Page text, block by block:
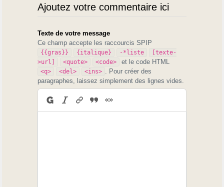
Ajoutez votre commentaire ici
Texte de votre message
Ce champ accepte les raccourcis SPIP
{{gras}} {italique} -*liste
[texte-
>url]
<quote> <code> et le code HTML
<q> <del> <ins>
. Pour créer des
paragraphes, laissez simplement des lignes vides.